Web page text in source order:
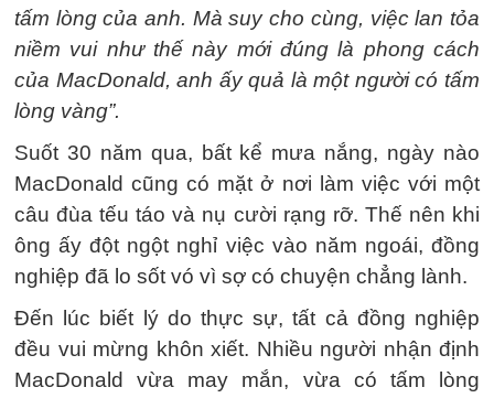
tấm lòng của anh. Mà suy cho cùng, việc lan tỏa
niềm vui như thế này mới đúng là phong cách
của MacDonald, anh ấy quả là một người có tấm
lòng vàng”.
Suốt 30 năm qua, bất kể mưa nắng, ngày nào
MacDonald cũng có mặt ở nơi làm việc với một
câu đùa tếu táo và nụ cười rạng rỡ. Thế nên khi
ông ấy đột ngột nghỉ việc vào năm ngoái, đồng
nghiệp đã lo sốt vó vì sợ có chuyện chẳng lành.
Đến lúc biết lý do thực sự, tất cả đồng nghiệp
đều vui mừng khôn xiết. Nhiều người nhận định
MacDonald vừa may mắn, vừa có tấm lòng